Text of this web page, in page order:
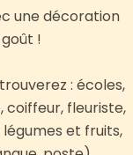
une décoration
!
: écoles,
coiffeur, fleuriste,
et fruits,